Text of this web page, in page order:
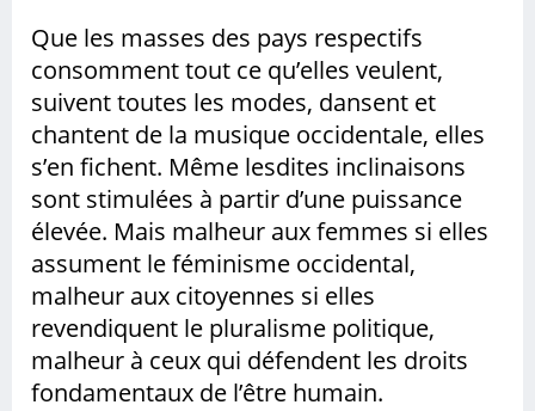
Que les masses des pays respectifs
consomment tout ce qu’elles veulent,
suivent toutes les modes, dansent et
chantent de la musique occidentale, elles
s’en fichent. Même lesdites inclinaisons
sont stimulées à partir d’une puissance
élevée. Mais malheur aux femmes si elles
assument le féminisme occidental,
malheur aux citoyennes si elles
revendiquent le pluralisme politique,
malheur à ceux qui défendent les droits
fondamentaux de l’être humain.